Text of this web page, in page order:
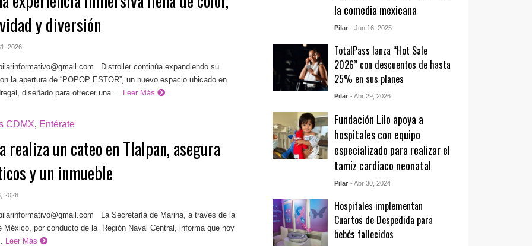
y diversión
2026
Distroller continúa expandiendo su
la apertura de “POPOP ESTOR”, un nuevo espacio ubicado en
diseñado para ofrecer una ...
Leer Más
CDMX, Entérate
realiza un cateo en Tlalpan, asegura
y un inmueble
2026
La Secretaría de Marina, a través de la
México, por conducto de la Región Naval Central, informa que hoy
Leer Más
la comedia mexicana
Pilar - Jun 16, 2025
TotalPass lanza “Hot Sale
2026” con descuentos de hasta
25% en sus planes
Pilar - Abr 29, 2026
Fundación Lilo apoya a
hospitales con equipo
especializado para realizar el
tamiz cardíaco neonatal
Pilar - Abr 30, 2024
Hospitales implementan
Cuartos de Despedida para
bebés fallecidos